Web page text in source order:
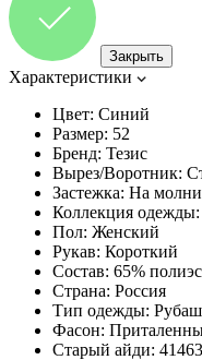
Закрыть
Характеристики
Цвет: Синий
Размер: 52
Бренд: Тезис
Вырез/Воротник:
Застежка: На
Коллекция одежды:
Пол: Женский
Рукав: Короткий
Состав: 65%
Страна: Россия
Тип одежды:
Фасон:
Старый айди: 41463